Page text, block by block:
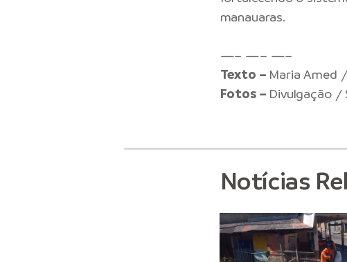
manauaras.
—– —– —–
Texto – Maria Amed
Fotos – Divulgação /
Notícias